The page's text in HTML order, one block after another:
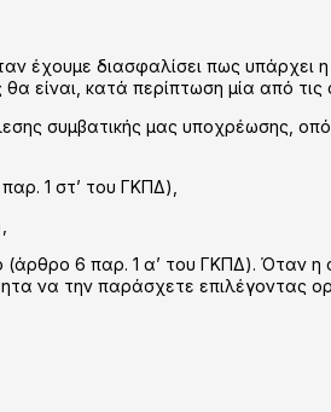
διασφαλίσει πως υπάρχει
είναι, κατά περίπτωση μία από τις
συμβατικής μας υποχρέωσης,
1 στ’ του ΓΚΠΔ),
6 παρ. 1 α’ του ΓΚΠΔ). Όταν η
να την παράσχετε επιλέγοντας